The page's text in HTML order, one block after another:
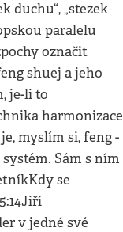
duchu“, „stezek
paralelu
označit
shuej a jeho
je-li to
harmonizace
myslím si, feng -
Sám s ním
se
v jedné své